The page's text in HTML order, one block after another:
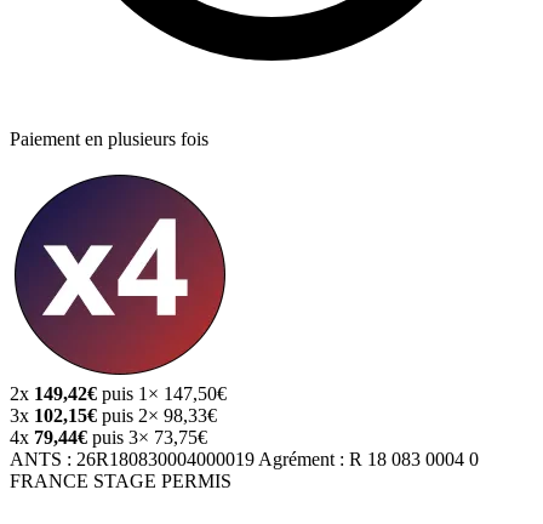
Paiement en plusieurs fois
2x 149,42€ puis 1× 147,50€
3x 102,15€ puis 2× 98,33€
4x 79,44€ puis 3× 73,75€
ANTS : 26R180830004000019 Agrément : R 18 083 0004 0
FRANCE STAGE PERMIS